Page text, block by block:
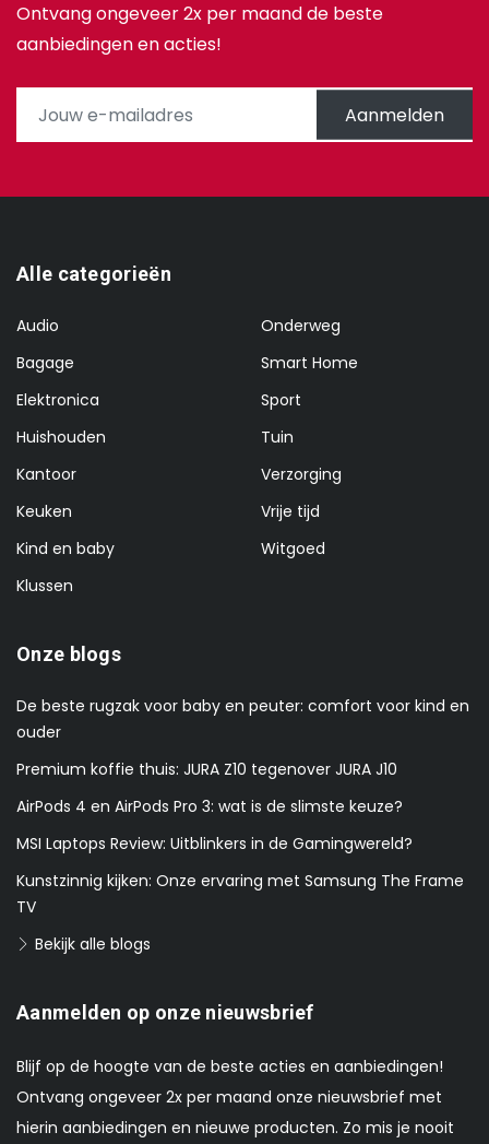
Ontvang ongeveer 2x per maand de beste
aanbiedingen en acties!
Aanmelden
Alle categorieën
Audio
Bagage
Elektronica
Huishouden
Kantoor
Keuken
Kind en baby
Klussen
Onderweg
Smart Home
Sport
Tuin
Verzorging
Vrije tijd
Witgoed
Onze blogs
De beste rugzak voor baby en peuter: comfort voor kind en
ouder
Premium koffie thuis: JURA Z10 tegenover JURA J10
AirPods 4 en AirPods Pro 3: wat is de slimste keuze?
MSI Laptops Review: Uitblinkers in de Gamingwereld?
Kunstzinnig kijken: Onze ervaring met Samsung The Frame
TV
Bekijk alle blogs
Aanmelden op onze nieuwsbrief
Blijf op de hoogte van de beste acties en aanbiedingen!
Ontvang ongeveer 2x per maand onze nieuwsbrief met
hierin aanbiedingen en nieuwe producten. Zo mis je nooit